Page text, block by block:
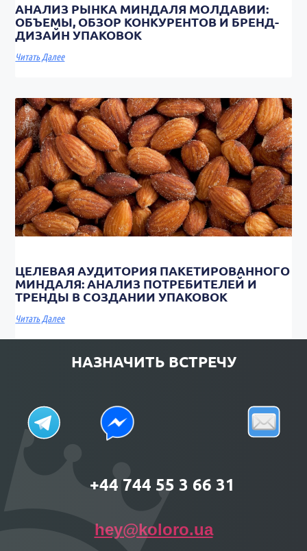
АНАЛИЗ РЫНКА МИНДАЛЯ МОЛДАВИИ:
ОБЪЕМЫ, ОБЗОР КОНКУРЕНТОВ И БРЕНД-
ДИЗАЙН УПАКОВОК
Читать Далее
ЦЕЛЕВАЯ АУДИТОРИЯ ПАКЕТИРОВАННОГО
МИНДАЛЯ: АНАЛИЗ ПОТРЕБИТЕЛЕЙ И
ТРЕНДЫ В СОЗДАНИИ УПАКОВОК
Читать Далее
НАЗНАЧИТЬ ВСТРЕЧУ
+44 744 55 3 66 31
hey@koloro.ua